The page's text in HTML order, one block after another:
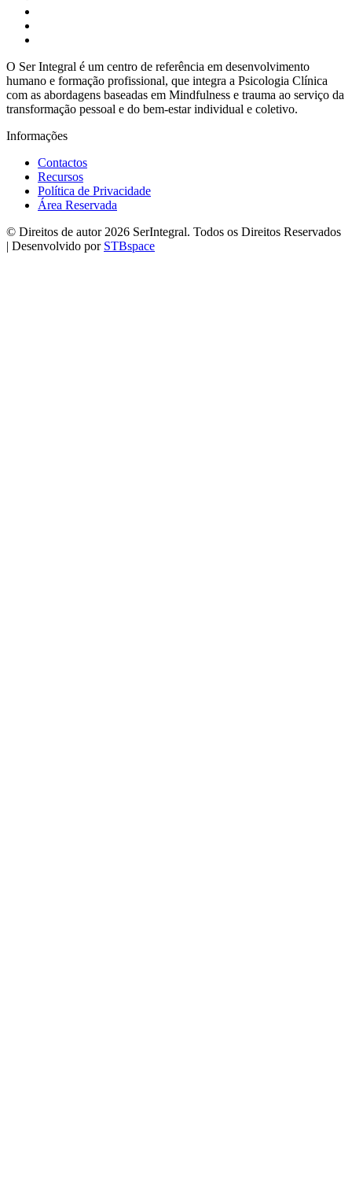
O Ser Integral é um centro de referência em desenvolvimento
humano e formação profissional, que integra a Psicologia Clínica
com as abordagens baseadas em Mindfulness e trauma ao serviço da
transformação pessoal e do bem-estar individual e coletivo.
Informações
Contactos
Recursos
Política de Privacidade
Área Reservada
© Direitos de autor 2026 SerIntegral. Todos os Direitos Reservados
| Desenvolvido por STBspace